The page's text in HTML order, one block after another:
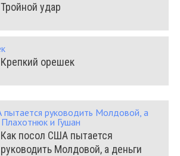
Тройной удар
Крепкий орешек
Как посол США пытается
руководить Молдовой, а деньги